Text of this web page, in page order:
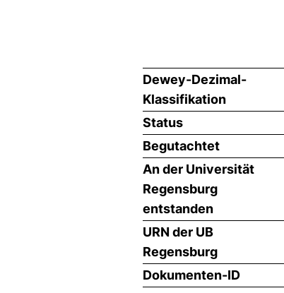
Dewey-Dezimal-
Klassifikation
Status
Begutachtet
An der Universität
Regensburg
entstanden
URN der UB
Regensburg
Dokumenten-ID